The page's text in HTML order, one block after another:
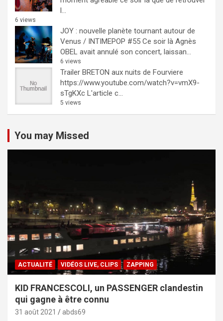
l...
6 views
JOY : nouvelle planète tournant autour de
Venus / INTIMEPOP #55 Ce soir là Agnès
OBEL avait annulé son concert, laissan...
6 views
Trailer BRETON aux nuits de Fourviere
https://www.youtube.com/watch?v=vmX9-
sTgKXc L'article c...
5 views
You may Missed
ACTUALITÉ VIDÉOS LIVE, CLIPS ZAPPING
KID FRANCESCOLI, un PASSENGER clandestin
qui gagne à être connu
31 août 2021 abds69